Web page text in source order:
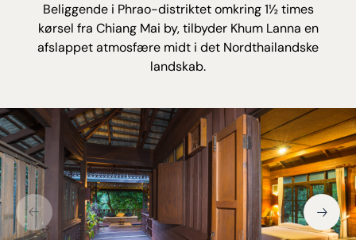
Beliggende i Phrao-distriktet omkring 1½ times
kørsel fra Chiang Mai by, tilbyder Khum Lanna en
afslappet atmosfære midt i det Nordthailandske
landskab.